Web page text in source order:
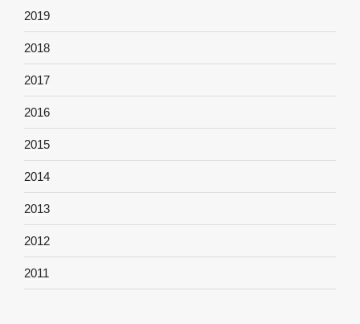
2019
2018
2017
2016
2015
2014
2013
2012
2011